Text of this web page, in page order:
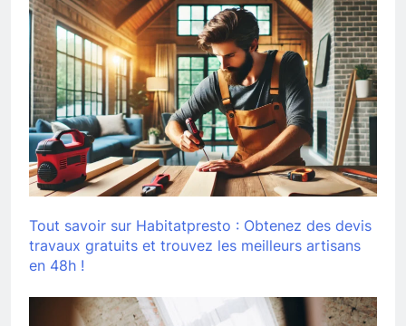
Tout savoir sur Habitatpresto : Obtenez des devis
travaux gratuits et trouvez les meilleurs artisans
en 48h !